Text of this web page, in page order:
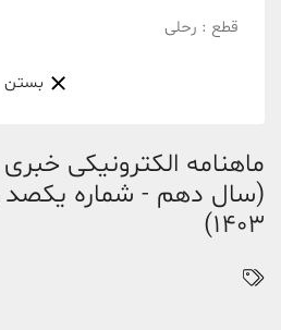
ماهنامه الکترونیکی
(سال دهم - شماره یکصد
1403)
قطع : رحلی
بستن